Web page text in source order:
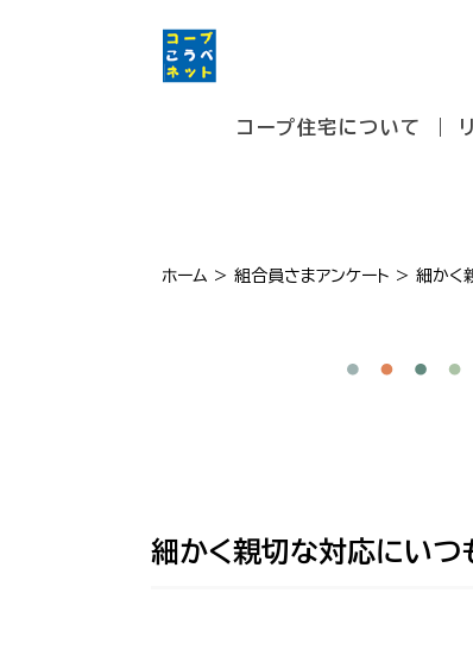
コープ住宅について
ホーム > 組合員さまアンケート > 細かく
細かく親切な対応にいつ